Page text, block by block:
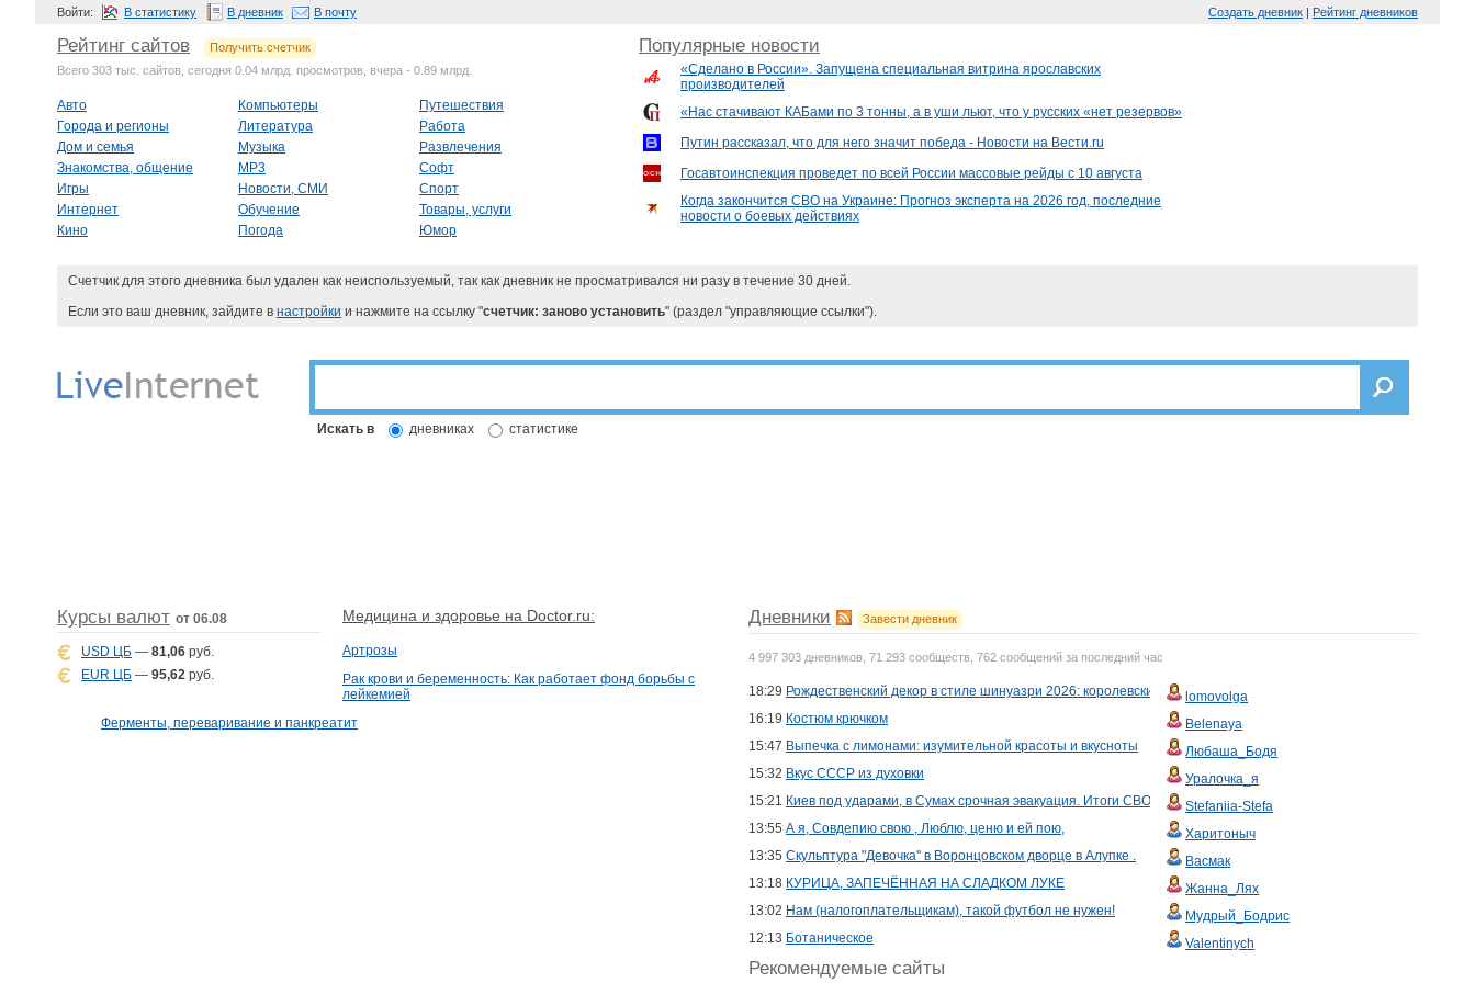
Войти: В статистику В дневник В почту Создать дневник | Рейтинг дневников
Популярные новости
«Сделано в России». Запущена специальная витрина ярославских
производителей
«Нас стачивают КАБами по 3 тонны, а в уши льют, что у русских «нет резервов»
Путин рассказал, что для него значит победа - Новости на Вести.ru
Госавтоинспекция проведет по всей России массовые рейды с 10 августа
Когда закончится СВО на Украине: Прогноз эксперта на 2026 год, последние
новости о боевых действиях
Рейтинг сайтов
Получить счетчик
Всего 303 тыс. сайтов, сегодня 0.04 млрд. просмотров, вчера - 0.89 млрд.
Авто
Города и регионы
Дом и семья
Знакомства, общение
Игры
Интернет
Кино
Компьютеры
Литература
Музыка
MP3
Новости, СМИ
Обучение
Погода
Путешествия
Работа
Развлечения
Софт
Спорт
Товары, услуги
Юмор
Счетчик для этого дневника был удален как неиспользуемый, так как дневник не просматривался ни разу в течение 30 дней.
Если это ваш дневник, зайдите в настройки и нажмите на ссылку "счетчик: заново установить" (раздел "управляющие ссылки").
Искать в дневниках статистике
Дневники Завести дневник
4 997 303 дневников, 71 293 сообществ, 762 сообщений за последний час
18:29 Рождественский декор в стиле шинуазри 2026: королевский синий и хрусталь
lomovolga
16:19 Костюм крючком
Belenaya
15:47 Выпечка с лимонами: изумительной красоты и вкусноты
Любаша_Бодя
15:32 Вкус СССР из духовки
Уралочка_я
15:21 Киев под ударами, в Сумах срочная эвакуация. Итоги СВО за неделюStefaniia-Stefa
13:55 А я, Совдепию свою , Люблю, ценю и ей пою,
Харитоныч
13:35 Скульптура "Девочка" в Воронцовском дворце в Алупке .
Васмак
13:18 КУРИЦА, ЗАПЕЧЁННАЯ НА СЛАДКОМ ЛУКЕ
Жанна_Лях
13:02 Нам (налогоплательщикам), такой футбол не нужен!
Мудрый_Бодрис
12:13 Ботаническое Valentinych
Рекомендуемые сайты
Курсы валют от 06.08
USD ЦБ — 81,06 руб.
EUR ЦБ — 95,62 руб.
Медицина и здоровье на Doctor.ru:
Артрозы
Рак крови и беременность: Как работает фонд борьбы с
лейкемией
Ферменты, переваривание и панкреатит